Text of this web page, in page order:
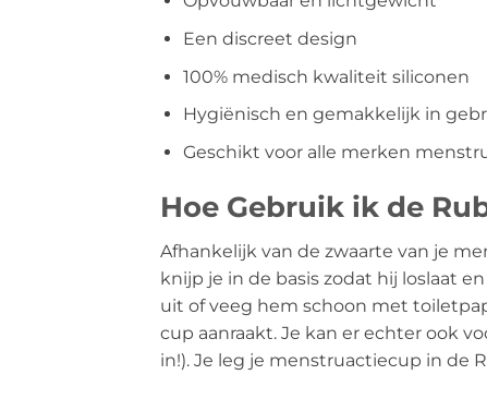
Een discreet design
100% medisch kwaliteit siliconen
Hygiënisch en gemakkelijk in
Geschikt voor alle merken
Hoe Gebruik ik de
Afhankelijk van de zwaarte van je
knijp je in de basis zodat hij loslaat
uit of veeg hem schoon met
cup aanraakt. Je kan er echter ook
in!). Je leg je menstruactiecup in de